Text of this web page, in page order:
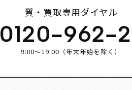
質・買取専用ダイヤル
0120-962-
9:00～19:00（年末年始を除く）